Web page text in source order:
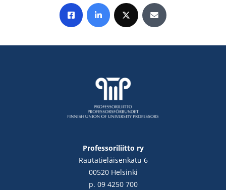
Jaa Facebookissa
Jaa LinkedInissä
Jaa X:ssäJaa sähköpostitse
Professoriliitto ry
Rautatieläisenkatu 6
00520 Helsinki
p. 09 4250 700